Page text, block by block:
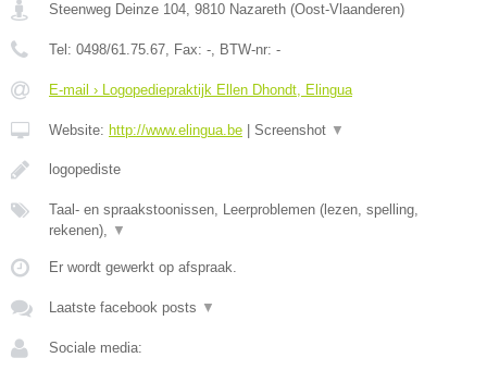
Steenweg Deinze 104, 9810 Nazareth (Oost-Vlaanderen)
Tel: 0498/61.75.67, Fax: -, BTW-nr: -
E-mail › Logopediepraktijk Ellen Dhondt, Elingua
Website: http://www.elingua.be Screenshot ▼
logopediste
Taal- en spraakstoonissen, Leerproblemen (lezen, spelling,
rekenen), ▼
Er wordt gewerkt op afspraak.
Laatste facebook posts ▼
Sociale media: